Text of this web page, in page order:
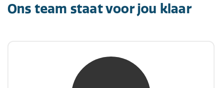
Ons team staat voor jou klaar
mw. mr. S. Gholamalian
NIVRE Register-Expert